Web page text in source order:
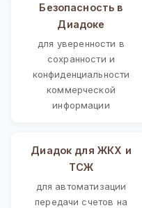
Безопасность в
Диадоке
для уверенности в
сохранности и
конфиденциальности
коммерческой
информации
Диадок для ЖКХ и
ТСЖ
для автоматизации
передачи счетов на